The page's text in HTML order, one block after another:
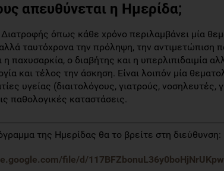
απευθύνεται η Ημερίδα;
όπως κάθε χρόνο περιλαμβάνει μία
ταυτόχρονα την πρόληψη, την αντιμετώπιση
η παχυσαρκία, ο διαβήτης και η υπερλιπιδαιμία
και τέλος την άσκηση. Είναι λοιπόν μία
υγείας (διαιτολόγους, γιατρούς, νοσηλευτές,
παθολογικές καταστάσεις.
της Ημερίδας θα το βρείτε στη διεύθυνση:
file/d/